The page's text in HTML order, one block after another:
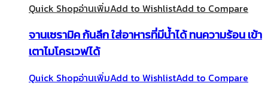
Quick Shopอ่านเพิ่มAdd to WishlistAdd to Compare
จานเซรามิค ก้นลึก ใส่อาหารที่มีน้ำได้ ทนความร้อน เข้า
เตาไมโครเวฟได้
Quick Shopอ่านเพิ่มAdd to WishlistAdd to Compare